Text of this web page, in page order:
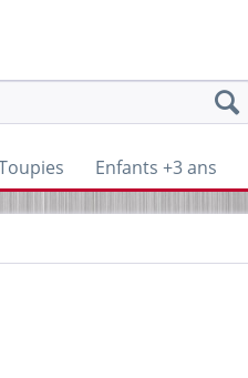
Enfants +3 ans